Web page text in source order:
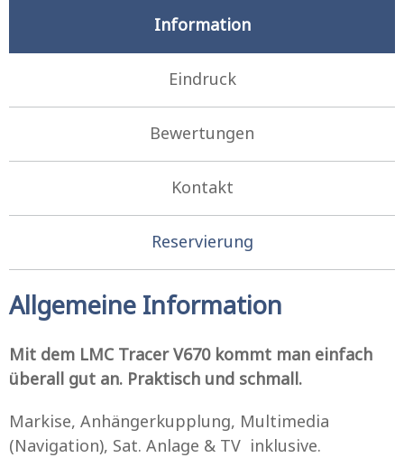
Information
Eindruck
Bewertungen
Kontakt
Reservierung
Allgemeine Information
Mit dem LMC Tracer V670 kommt man einfach
überall gut an. Praktisch und schmall.
Markise, Anhängerkupplung, Multimedia
(Navigation), Sat. Anlage & TV inklusive.